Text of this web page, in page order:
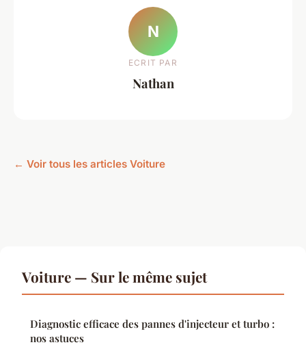
N
ECRIT PAR
Nathan
← Voir tous les articles Voiture
Voiture — Sur le même sujet
Diagnostic efficace des pannes d'injecteur et turbo :
nos astuces